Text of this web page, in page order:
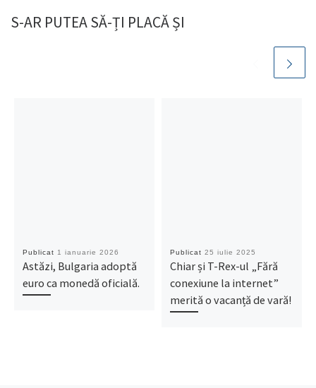
S-AR PUTEA SĂ-ȚI PLACĂ ȘI
Publicat 1 ianuarie 2026
Astăzi, Bulgaria adoptă
euro ca monedă oficială.
Publicat 25 iulie 2025
Chiar și T-Rex-ul „Fără
conexiune la internet”
merită o vacanță de vară!